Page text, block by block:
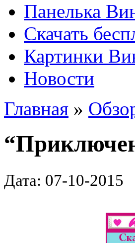
Панелька
Скачать
Картинки
Новости
Главная »
Дата: 07-10-2015